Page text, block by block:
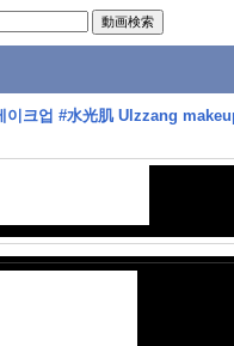
이크업 #水光肌 Ulzzang